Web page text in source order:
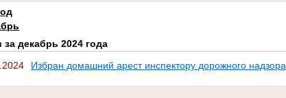
за декабрь 2024 года
Избран домашний арест инспектору дорожного надзора